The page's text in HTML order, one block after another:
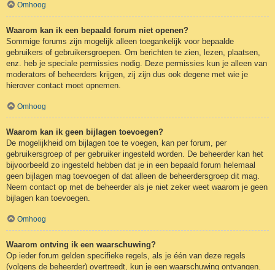
Omhoog
Waarom kan ik een bepaald forum niet openen?
Sommige forums zijn mogelijk alleen toegankelijk voor bepaalde
gebruikers of gebruikersgroepen. Om berichten te zien, lezen, plaatsen,
enz. heb je speciale permissies nodig. Deze permissies kun je alleen van
moderators of beheerders krijgen, zij zijn dus ook degene met wie je
hierover contact moet opnemen.
Omhoog
Waarom kan ik geen bijlagen toevoegen?
De mogelijkheid om bijlagen toe te voegen, kan per forum, per
gebruikersgroep of per gebruiker ingesteld worden. De beheerder kan het
bijvoorbeeld zo ingesteld hebben dat je in een bepaald forum helemaal
geen bijlagen mag toevoegen of dat alleen de beheerdersgroep dit mag.
Neem contact op met de beheerder als je niet zeker weet waarom je geen
bijlagen kan toevoegen.
Omhoog
Waarom ontving ik een waarschuwing?
Op ieder forum gelden specifieke regels, als je één van deze regels
(volgens de beheerder) overtreedt, kun je een waarschuwing ontvangen.